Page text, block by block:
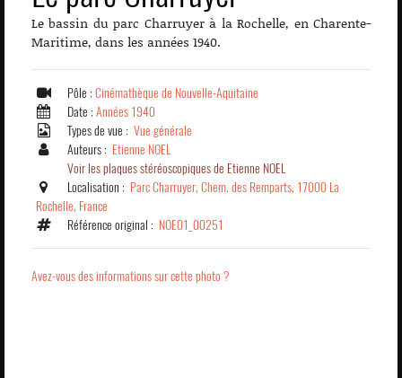
Le bassin du parc Charruyer à la Rochelle, en Charente-
Maritime, dans les années 1940.
Pôle : Cinémathèque de Nouvelle-Aquitaine
Date : Années 1940
Types de vue : Vue générale
Auteurs : Etienne NOEL
Voir les plaques stéréoscopiques de Etienne NOEL
Localisation : Parc Charruyer, Chem. des Remparts, 17000 La
Rochelle, France
Référence original : NOE01_00251
Avez-vous des informations sur cette photo ?